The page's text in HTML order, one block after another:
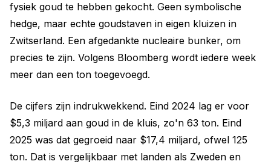
fysiek goud te hebben gekocht. Geen symbolische
hedge, maar echte goudstaven in eigen kluizen in
Zwitserland. Een afgedankte nucleaire bunker, om
precies te zijn. Volgens Bloomberg wordt iedere week
meer dan een ton toegevoegd.
De cijfers zijn indrukwekkend. Eind 2024 lag er voor
$5,3 miljard aan goud in de kluis, zo'n 63 ton. Eind
2025 was dat gegroeid naar $17,4 miljard, ofwel 125
ton. Dat is vergelijkbaar met landen als Zweden en